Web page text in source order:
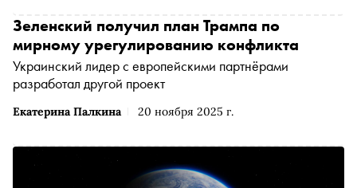
Екатерина Палкина 20 ноября 2025 г.
Зеленский получил план Трампа по
мирному урегулированию конфликта
Украинский лидер с европейскими партнёрами
разработал другой проект